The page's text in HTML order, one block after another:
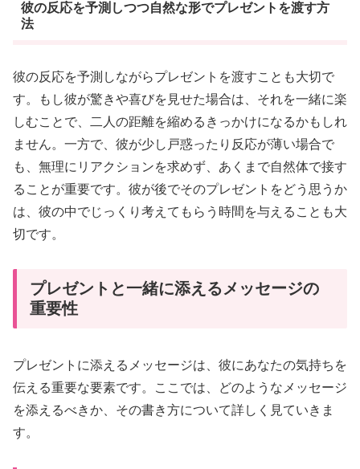
彼の反応を予測しつつ自然な形でプレゼントを渡す方
法
彼の反応を予測しながらプレゼントを渡すことも大切で
す。もし彼が驚きや喜びを見せた場合は、それを一緒に楽
しむことで、二人の距離を縮めるきっかけになるかもしれ
ません。一方で、彼が少し戸惑ったり反応が薄い場合で
も、無理にリアクションを求めず、あくまで自然体で接す
ることが重要です。彼が後でそのプレゼントをどう思うか
は、彼の中でじっくり考えてもらう時間を与えることも大
切です。
プレゼントと一緒に添えるメッセージの
重要性
プレゼントに添えるメッセージは、彼にあなたの気持ちを
伝える重要な要素です。ここでは、どのようなメッセージ
を添えるべきか、その書き方について詳しく見ていきま
す。